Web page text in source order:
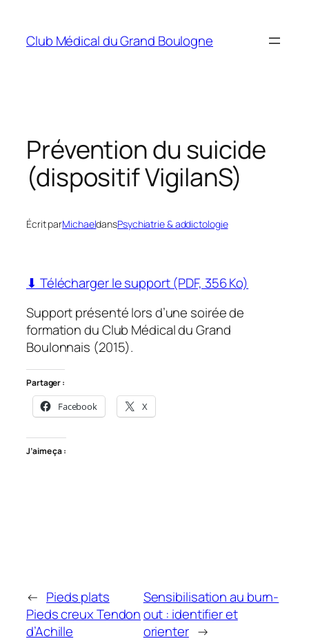
contenu
Club Médical du Grand Boulogne
Prévention du suicide
(dispositif VigilanS)
Écrit parMichaeldansPsychiatrie & addictologie
⬇ Télécharger le support (PDF, 356 Ko)
Support présenté lors d’une soirée de
formation du Club Médical du Grand
Boulonnais (2015).
Partager :
Facebook X
J’aime ça :
← Pieds plats
Pieds creux Tendon
d’Achille
Sensibilisation au burn-
out : identifier et
orienter →